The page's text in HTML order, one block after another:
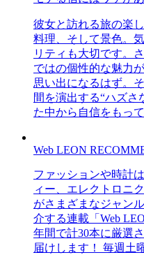
彼女と訪れる旅の楽
料理、そして景色。
リティも大切です。
ではの個性的な魅力
思い出になるはず。
間を演出する“ハズさ
た中から自信をもっ
Web LEON
ファッションや時計
ィー、エレクトロニ
がさまざまなジャン
介する連載「Web
年間で計30本に厳選
届けします！ 毎週土